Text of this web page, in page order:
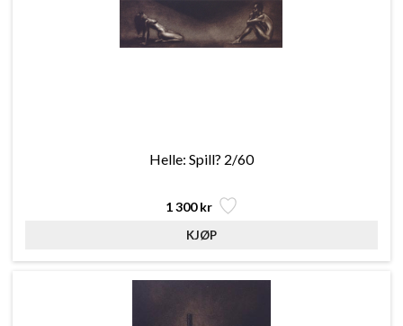
Helle: Spill? 2/60
1 300 kr